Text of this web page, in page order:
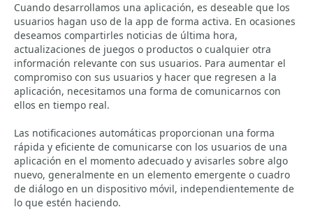
Cuando desarrollamos una aplicación, es deseable que los
usuarios hagan uso de la app de forma activa. En ocasiones
deseamos compartirles noticias de última hora,
actualizaciones de juegos o productos o cualquier otra
información relevante con sus usuarios. Para aumentar el
compromiso con sus usuarios y hacer que regresen a la
aplicación, necesitamos una forma de comunicarnos con
ellos en tiempo real.
Las notificaciones automáticas proporcionan una forma
rápida y eficiente de comunicarse con los usuarios de una
aplicación en el momento adecuado y avisarles sobre algo
nuevo, generalmente en un elemento emergente o cuadro
de diálogo en un dispositivo móvil, independientemente de
lo que estén haciendo.